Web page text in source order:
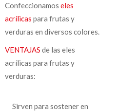
Confeccionamos eles
acrílicas para frutas y
verduras en diversos colores.
VENTAJAS de las eles
acrílicas para frutas y
verduras:
Sirven para sostener en